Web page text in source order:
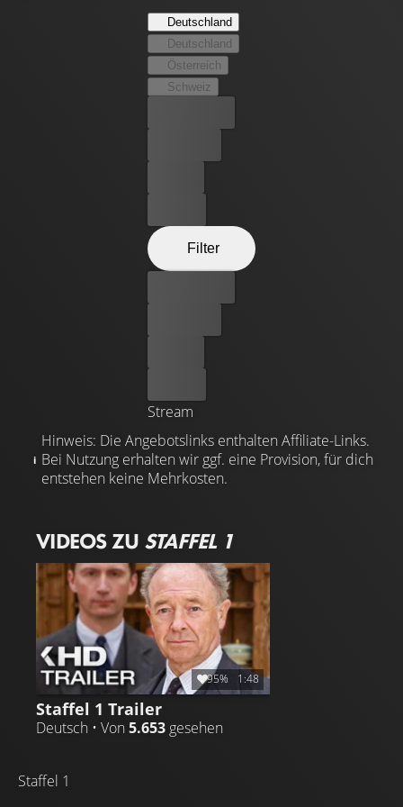
Deutschland
Deutschland
Österreich
Schweiz
Filter
Stream
Hinweis: Die Angebotslinks enthalten Affiliate-Links.
Bei Nutzung erhalten wir ggf. eine Provision, für dich
entstehen keine Mehrkosten.
VIDEOS ZU STAFFEL 1
95% 1:48
Staffel 1 Trailer
Deutsch • Von 5.653 gesehen
Staffel 1